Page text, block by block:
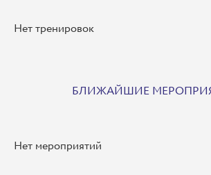
Нет тренировок
БЛИЖАЙШИЕ
Нет мероприятий